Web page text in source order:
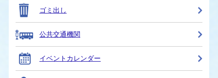
ゴミ出し
公共交通機関
イベントカレンダー